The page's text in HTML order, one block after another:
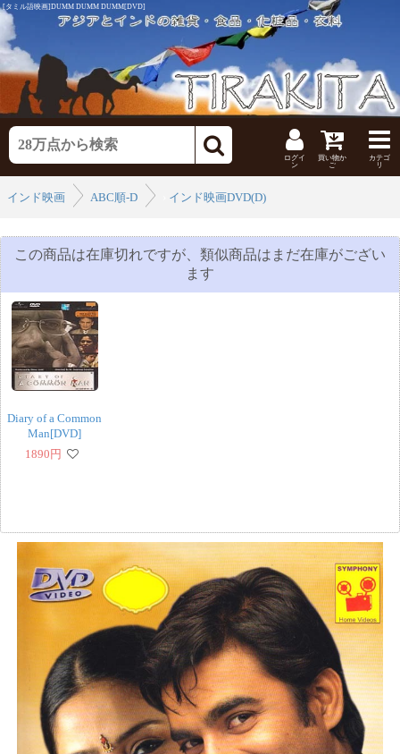
[タミル語映画]DUMM DUMM DUMM[DVD]
ログイ
ン
買い物か
ご
カテゴ
リ
インド映画
ABC順-D インド映画DVD(D)
この商品は在庫切れですが、類似商品はまだ在庫がござい
ます
Diary of a Common
Man[DVD]
1890 円